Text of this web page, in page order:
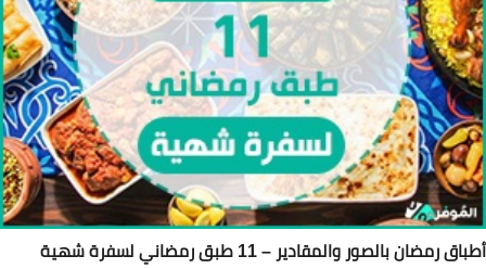
رمضان بالصور والمقادير – 11 طبق رمضاني لسفرة شهية